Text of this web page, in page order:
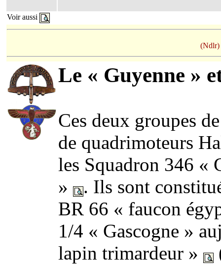
Voir aussi
(Ndlr)
Le « Guyenne »
Ces deux groupes
de quadrimoteurs
les Squadron 346 «
»
. Ils sont
BR 66 « faucon
1/4 « Gascogne »
lapin trimardeur »